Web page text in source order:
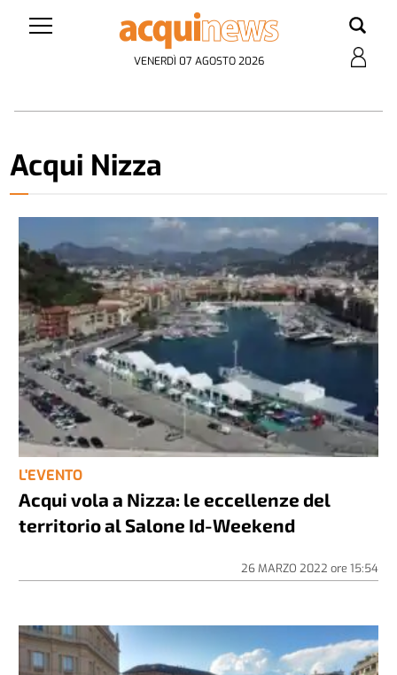
VENERDÌ 07 AGOSTO 2026
Acqui Nizza
L'EVENTO
Acqui vola a Nizza: le eccellenze del
territorio al Salone Id-Weekend
26 MARZO 2022 ore 15:54